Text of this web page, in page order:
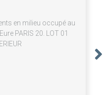
en milieu occupé au
PARIS 20. LOT 01